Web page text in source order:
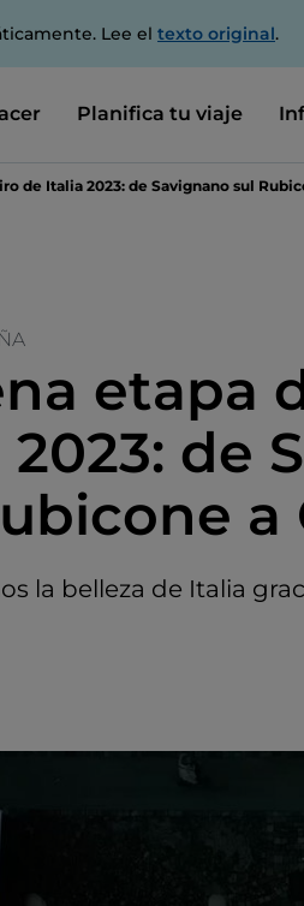
Lee el texto original.
Planifica tu viaje
de Italia 2023: de Savignano sul
etapa
de
a
la belleza de Italia